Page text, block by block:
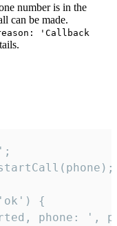
number is in the
can be made.
'Callback
'ok') {
phone: ',